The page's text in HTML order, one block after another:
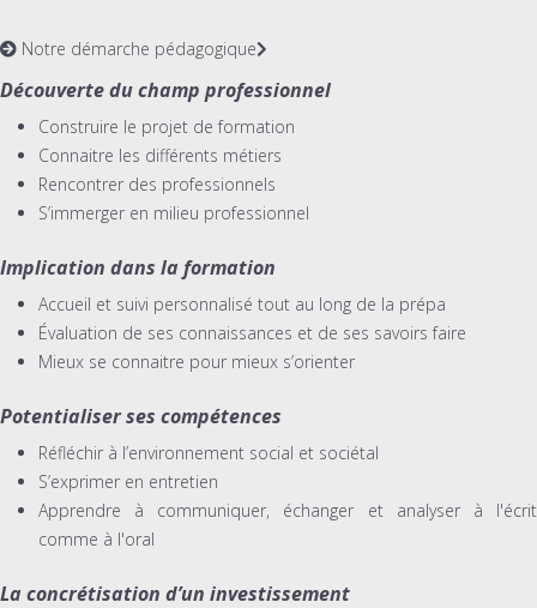
Notre démarche pédagogique
Découverte du champ professionnel
Construire le projet de formation
Connaitre les différents métiers
Rencontrer des professionnels
S’immerger en milieu professionnel
Implication dans la formation
Accueil et suivi personnalisé tout au long de la prépa
Évaluation de ses connaissances et de ses savoirs faire
Mieux se connaitre pour mieux s’orienter
Potentialiser ses compétences
Réfléchir à l’environnement social et sociétal
S’exprimer en entretien
Apprendre à communiquer, échanger et analyser à l'écrit
comme à l'oral
La concrétisation d’un investissement